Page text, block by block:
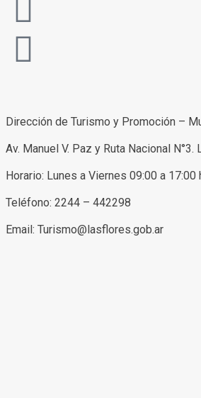
Dirección de Turismo y Promoción –
Av. Manuel V. Paz y Ruta Nacional
Horario: Lunes a Viernes 09:00 a 17:00
Teléfono: 2244 – 442298
Email: Turismo@lasflores.gob.ar